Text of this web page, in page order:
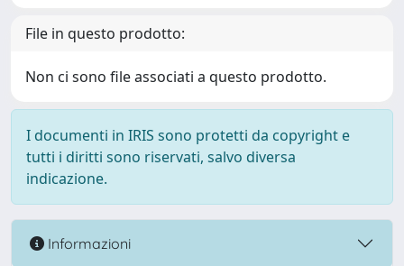
File in questo prodotto:
Non ci sono file associati a questo prodotto.
I documenti in IRIS sono protetti da copyright e
tutti i diritti sono riservati, salvo diversa
indicazione.
Informazioni